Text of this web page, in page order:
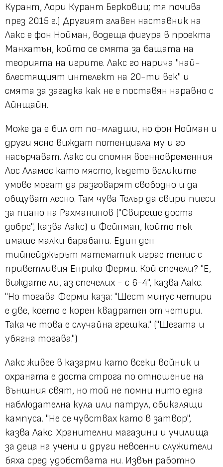
Курант, Лори Курант Берковиц; тя почива
през 2015 г.) Другият главен наставник на
Лакс е фон Нойман, водеща фигура в проекта
Манхатън, който се смята за бащата на
теорията на игрите. Лакс го нарича "най-
блестящият интелект на 20-ти век" и
смята за загадка как не е поставян наравно с
Айнщайн.
Може да е бил от по-младши, но фон Нойман и
други ясно виждат потенциала му и го
насърчават. Лакс си спомня военновременния
Лос Аламос като място, където великите
умове могат да разговарят свободно и да
общуват лесно. Там чува Телър да свири пиеси
за пиано на Рахманинов ("Свиреше доста
добре", казва Лакс) и Фейнман, който пък
имаше малки барабани. Един ден
тийнейджърът математик играе тенис с
приветливия Енрико Ферми. Кой спечели? "Е,
виждате ли, аз спечелих - с 6-4", казва Лакс.
"Но тогава Ферми каза: "Шест минус четири
е две, което е корен квадратен от четири.
Така че това е случайна грешка." ("Шегата и
убягна тогава.")
Лакс живее в казарми като всеки войник и
охраната е доста строга по отношение на
външния свят, но той не помни нито една
наблюдателна кула или патрул, обикалящи
кампуса. "Не се чувствах като в затвор",
казва Лакс. Хранителни магазини и училища
за деца на учени и други невоенни служители
бяха сред удобствата ни. Извън работно